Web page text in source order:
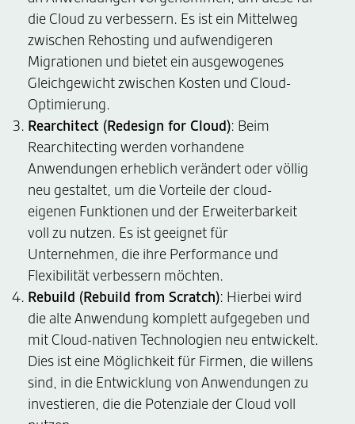
die Cloud zu verbessern. Es ist ein Mittelweg
zwischen Rehosting und aufwendigeren
Migrationen und bietet ein ausgewogenes
Gleichgewicht zwischen Kosten und Cloud-
Optimierung.
Rearchitect (Redesign for Cloud): Beim
Rearchitecting werden vorhandene
Anwendungen erheblich verändert oder völlig
neu gestaltet, um die Vorteile der cloud-
eigenen Funktionen und der Erweiterbarkeit
voll zu nutzen. Es ist geeignet für
Unternehmen, die ihre Performance und
Flexibilität verbessern möchten.
Rebuild (Rebuild from Scratch): Hierbei wird
die alte Anwendung komplett aufgegeben und
mit Cloud-nativen Technologien neu entwickelt.
Dies ist eine Möglichkeit für Firmen, die willens
sind, in die Entwicklung von Anwendungen zu
investieren, die die Potenziale der Cloud voll